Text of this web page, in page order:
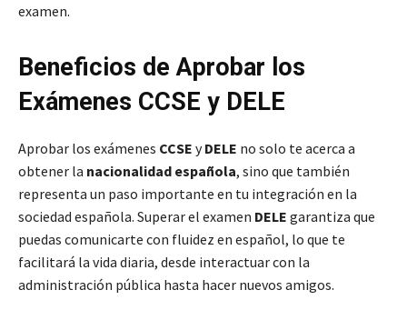
examen.
Beneficios de Aprobar los
Exámenes CCSE y DELE
Aprobar los exámenes CCSE yDELE no solo te acerca a
obtener la nacionalidad española, sino que también
representa un paso importante en tu integración en la
sociedad española. Superar el examen DELE garantiza que
puedas comunicarte con fluidez en español, lo que te
facilitará la vida diaria, desde interactuar con la
administración pública hasta hacer nuevos amigos.